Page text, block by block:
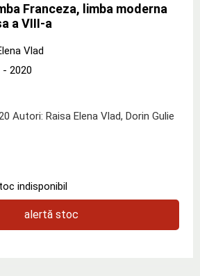
Franceza, limba moderna
a VIII-a
Vlad
- 2020
Autori: Raisa Elena Vlad, Dorin Gulie
indisponibil
alertă stoc